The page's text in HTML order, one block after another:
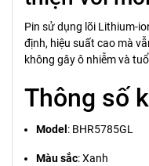
Pin sử dụng lõi Lithium-
định, hiệu suất cao mà
không gây ô nhiễm và
Thông số
Model : BHR5785GL
Màu sắc: Xanh